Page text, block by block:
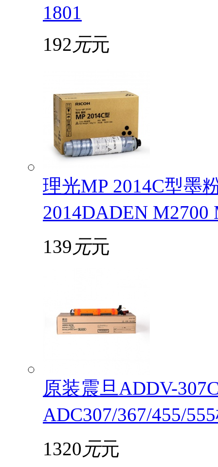
1801
192 元元
理光MP 2014C型墨
2014DADEN
139 元元
原装震旦ADDV-
ADC307/367/455/
1320 元元